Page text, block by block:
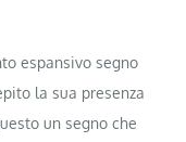
espansivo segno
la sua presenza
un segno che